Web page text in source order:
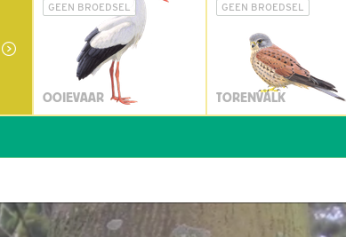
GEEN BROEDSEL
OOIEVAAR
GEEN BROEDSEL
TORENVALK